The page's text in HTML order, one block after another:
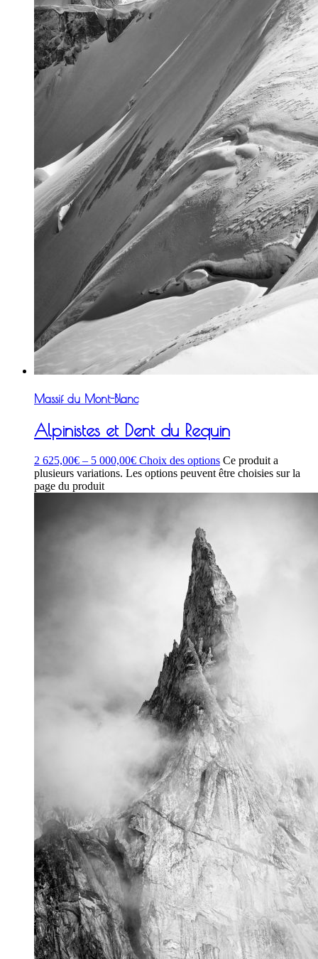
Massif du Mont-Blanc
Alpinistes et Dent du Requin
2 625,00€ – 5 000,00€ Choix des options Ce produit a
plusieurs variations. Les options peuvent être choisies sur la
page du produit